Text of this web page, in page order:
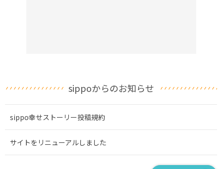
sippoからのお知らせ
sippo幸せストーリー投稿規約
サイトをリニューアルしました